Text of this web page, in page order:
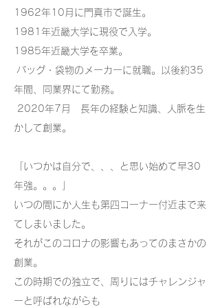
1962年10月に門真市で誕生。
1981年近畿大学に現役で入学。
1985年近畿大学を卒業。
バッグ・袋物のメーカーに就職。以後約35
年間、同業界にて勤務。
2020年7月 長年の経験と知識、人脈を生
かして創業。
「いつかは自分で、、、と思い始めて早30
年強。。。」
いつの間にか人生も第四コーナー付近まで来
てしまいました。
それがこのコロナの影響もあってのまさかの
創業。
この時期での独立で、周りにはチャレンジャ
ーと呼ばれながらも